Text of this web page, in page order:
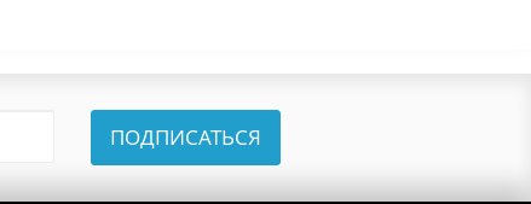
ПОДПИСАТЬСЯ